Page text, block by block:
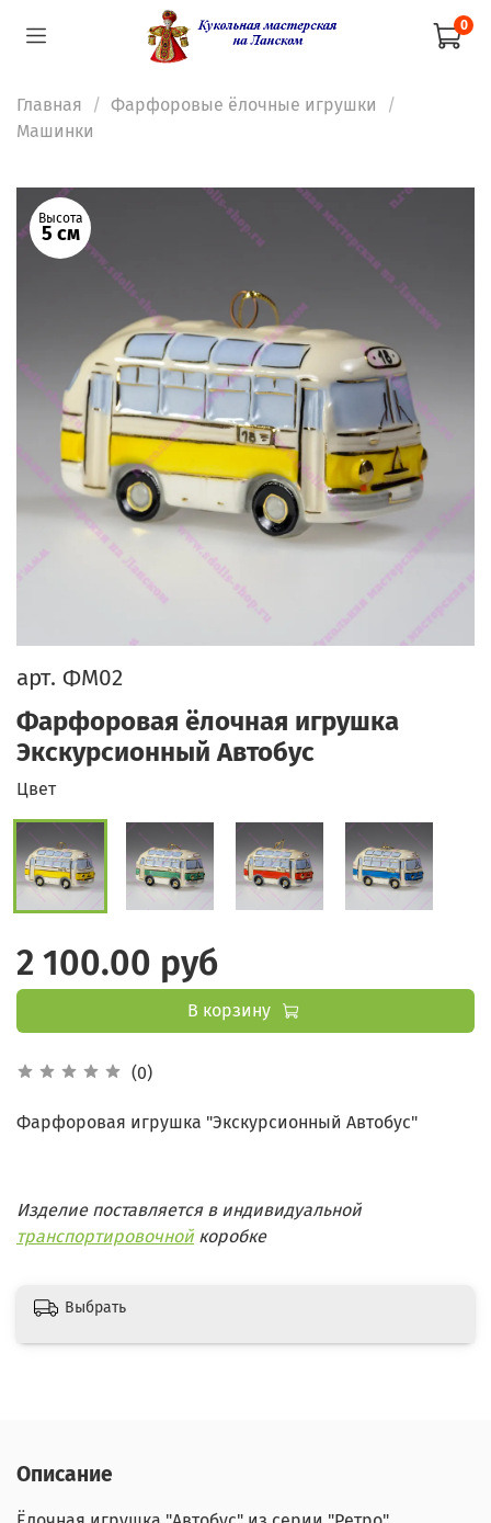
0
Главная
Фарфоровые ёлочные игрушки
Машинки
Высота
5 см
арт. ФМ02
Фарфоровая ёлочная игрушка
Экскурсионный Автобус
(0)
Цвет
2 100.00 руб
В корзину
Фарфоровая игрушка "Экскурсионный Автобус"
Изделие поставляется в индивидуальной
транспортировочной коробке
Выбрать
Описание